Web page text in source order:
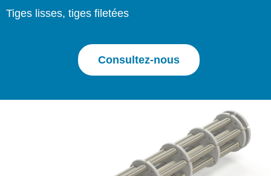
Tiges lisses, tiges filetées
Consultez-nous